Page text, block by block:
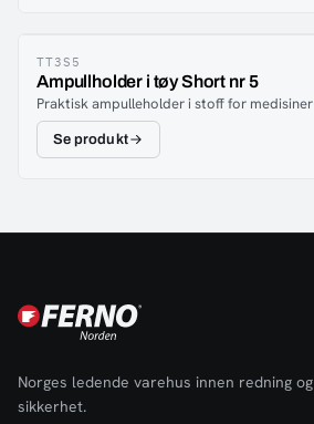
TT3S5
Ampullholder i tøy Short nr 5
Praktisk ampulleholder i stoff for medisiner
Se produkt
Norges ledende varehus innen redning og
sikkerhet.